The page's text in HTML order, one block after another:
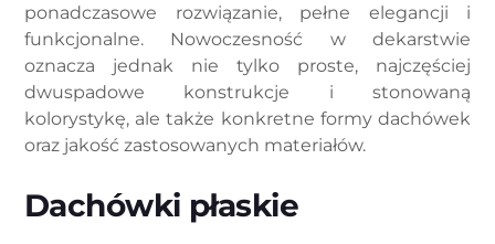
ponadczasowe rozwiązanie, pełne elegancji i
funkcjonalne. Nowoczesność w dekarstwie
oznacza jednak nie tylko proste, najczęściej
dwuspadowe konstrukcje i stonowaną
kolorystykę, ale także konkretne formy dachówek
oraz jakość zastosowanych materiałów.
Dachówki płaskie